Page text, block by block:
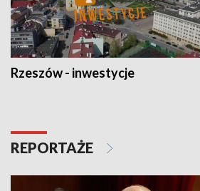
Rzeszów - inwestycje
REPORTAŻE